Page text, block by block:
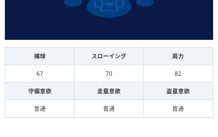
捕球 スローイング 肩力
67 70 82
守備意欲 走塁意欲 盗塁意欲
普通 普通 普通